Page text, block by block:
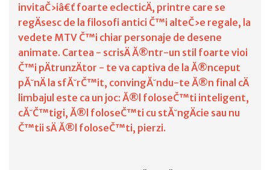
invitaČ›iâ€ť foarte eclecticÄ, printre care se
regÄsesc de la filosofi antici Č™i alteČ›e regale, la
vedete MTV Č™i chiar personaje de desene
animate. Cartea - scrisÄ Ă®ntr-un stil foarte vioi
Č™i pÄtrunzÄtor - te va captiva de la Ă®nceput
pĂ˘nÄ la sfĂ˘rČ™it, convingĂ˘ndu-te Ă®n final cÄ
limbajul este ca un joc: Ă®l foloseČ™ti inteligent,
cĂ˘Č™tigi, Ă®l foloseČ™ti cu stĂ˘ngÄcie sau nu
Č™tii sÄ Ă®l foloseČ™ti, pierzi.